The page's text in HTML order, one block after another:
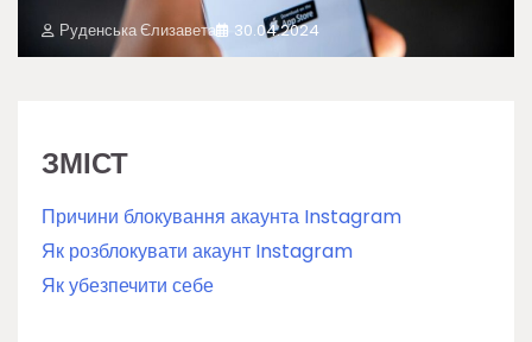
Руденська Єлизавета 30.04.2024
ЗМІСТ
Причини блокування акаунта Instagram
Як розблокувати акаунт Instagram
Як убезпечити себе